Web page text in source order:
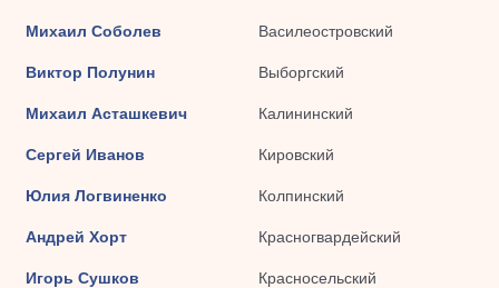
Михаил Соболев Василеостровский
Виктор Полунин Выборгский
Михаил Асташкевич Калининский
Сергей Иванов Кировский
Юлия Логвиненко Колпинский
Андрей Хорт Красногвардейский
Игорь Сушков Красносельский